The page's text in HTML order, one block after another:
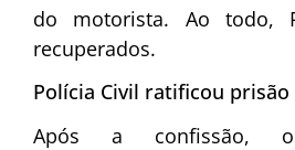
do motorista. Ao todo,
recuperados.
Polícia Civil ratificou
Após a confissão,